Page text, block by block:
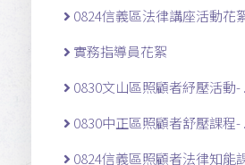
0824信義區法律講座活動花
實務指導員花絮
0830文山區照顧者紓壓活動-
0830中正區照顧者舒壓課程-
0824信義區照顧者法律知能